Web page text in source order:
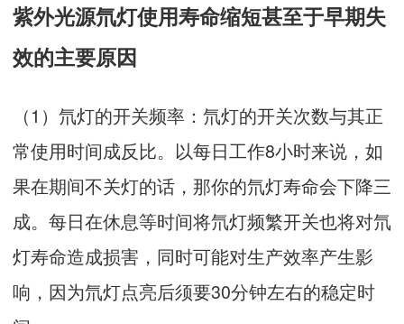
紫外光源氘灯使用寿命缩短甚至于早期失
效的主要原因
（1）氘灯的开关频率：氘灯的开关次数与其正
常使用时间成反比。以每日工作8小时来说，如
果在期间不关灯的话，那你的氘灯寿命会下降三
成。每日在休息等时间将氘灯频繁开关也将对氘
灯寿命造成损害，同时可能对生产效率产生影
响，因为氘灯点亮后须要30分钟左右的稳定时